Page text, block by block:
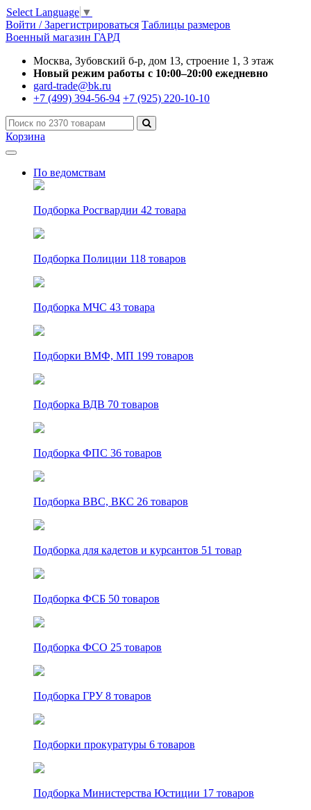
Select Language ▼
Войти / Зарегистрироваться Таблицы размеров
Военный магазин ГАРД
Москва, Зубовский б-р, дом 13, строение 1, 3 этаж
Новый режим работы с 10:00–20:00 ежедневно
gard-trade@bk.ru
+7 (499) 394-56-94 +7 (925) 220-10-10
Корзина
По ведомствам
Подборка Росгвардии 42 товара
Подборка Полиции 118 товаров
Подборка МЧС 43 товара
Подборки ВМФ, МП 199 товаров
Подборка ВДВ 70 товаров
Подборка ФПС 36 товаров
Подборка ВВС, ВКС 26 товаров
Подборка для кадетов и курсантов 51 товар
Подборка ФСБ 50 товаров
Подборка ФСО 25 товаров
Подборка ГРУ8 товаров
Подборки прокуратуры 6 товаров
Подборка Министерства Юстиции 17 товаров